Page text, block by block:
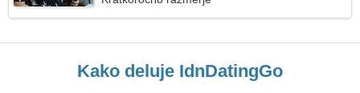
Kako deluje IdnDatingGo